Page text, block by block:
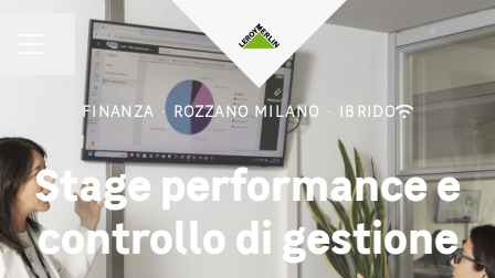
MENU CARRIERA
Condividi la pagina
FINANZA · ROZZANO MILANO · IBRIDO
Stage performance e
controllo di gestione